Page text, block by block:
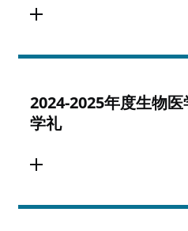
2024-2025年度生物
学礼